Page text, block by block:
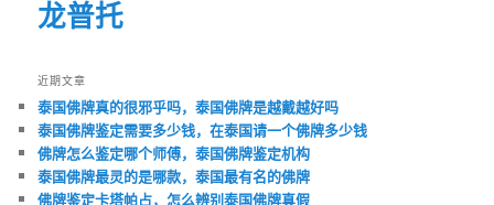
龙普托
近期文章
泰国佛牌真的很邪乎吗，泰国佛牌是越戴越好吗
泰国佛牌鉴定需要多少钱，在泰国请一个佛牌多少钱
佛牌怎么鉴定哪个师傅，泰国佛牌鉴定机构
泰国佛牌最灵的是哪款，泰国最有名的佛牌
佛牌鉴定卡塔帕占，怎么辨别泰国佛牌真假